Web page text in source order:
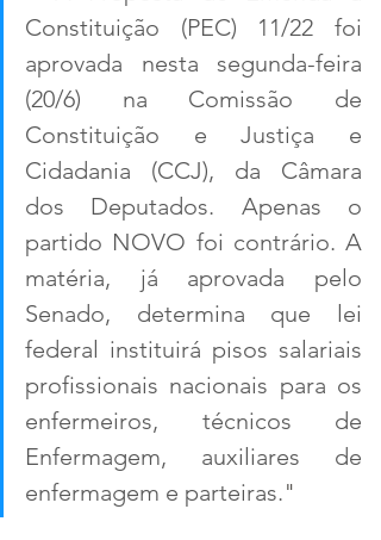
Constituição (PEC) 11/22 foi
aprovada nesta segunda-feira
(20/6) na Comissão de
Constituição e Justiça e
Cidadania (CCJ), da Câmara
dos Deputados. Apenas o
partido NOVO foi contrário. A
matéria, já aprovada pelo
Senado, determina que lei
federal instituirá pisos salariais
profissionais nacionais para os
enfermeiros, técnicos de
Enfermagem, auxiliares de
enfermagem e parteiras."